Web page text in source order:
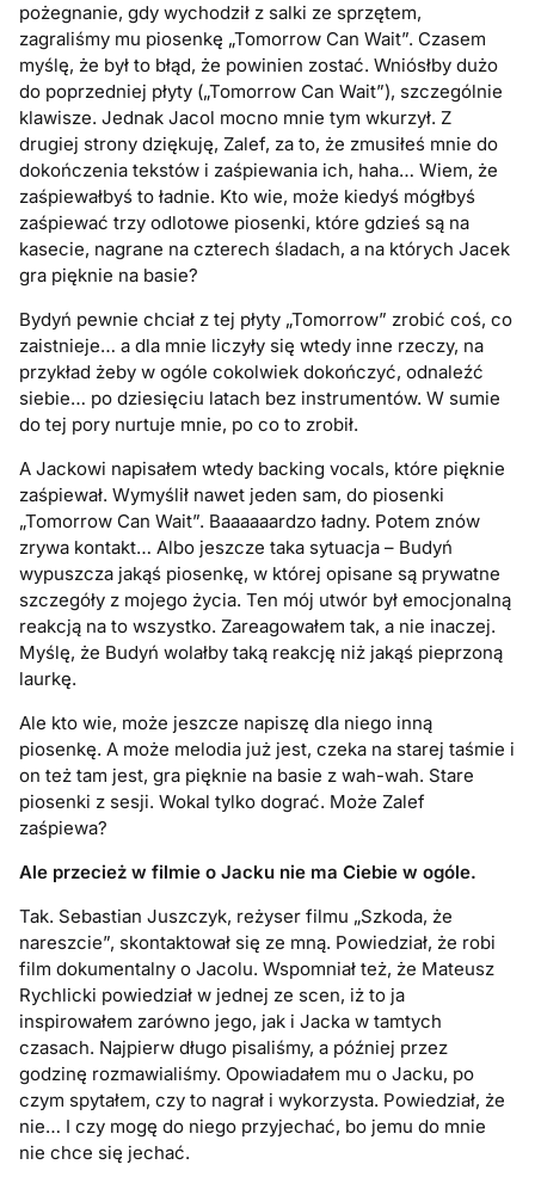
pożegnanie, gdy wychodził z salki ze sprzętem,
zagraliśmy mu piosenkę „Tomorrow Can Wait”. Czasem
myślę, że był to błąd, że powinien zostać. Wniósłby dużo
do poprzedniej płyty („Tomorrow Can Wait”), szczególnie
klawisze. Jednak Jacol mocno mnie tym wkurzył. Z
drugiej strony dziękuję, Zalef, za to, że zmusiłeś mnie do
dokończenia tekstów i zaśpiewania ich, haha… Wiem, że
zaśpiewałbyś to ładnie. Kto wie, może kiedyś mógłbyś
zaśpiewać trzy odlotowe piosenki, które gdzieś są na
kasecie, nagrane na czterech śladach, a na których Jacek
gra pięknie na basie?
Bydyń pewnie chciał z tej płyty „Tomorrow” zrobić coś, co
zaistnieje… a dla mnie liczyły się wtedy inne rzeczy, na
przykład żeby w ogóle cokolwiek dokończyć, odnaleźć
siebie… po dziesięciu latach bez instrumentów. W sumie
do tej pory nurtuje mnie, po co to zrobił.
A Jackowi napisałem wtedy backing vocals, które pięknie
zaśpiewał. Wymyślił nawet jeden sam, do piosenki
„Tomorrow Can Wait”. Baaaaaardzo ładny. Potem znów
zrywa kontakt… Albo jeszcze taka sytuacja – Budyń
wypuszcza jakąś piosenkę, w której opisane są prywatne
szczegóły z mojego życia. Ten mój utwór był emocjonalną
reakcją na to wszystko. Zareagowałem tak, a nie inaczej.
Myślę, że Budyń wolałby taką reakcję niż jakąś pieprzoną
laurkę.
Ale kto wie, może jeszcze napiszę dla niego inną
piosenkę. A może melodia już jest, czeka na starej taśmie i
on też tam jest, gra pięknie na basie z wah-wah. Stare
piosenki z sesji. Wokal tylko dograć. Może Zalef
zaśpiewa?
Ale przecież w filmie o Jacku nie ma Ciebie w ogóle.
Tak. Sebastian Juszczyk, reżyser filmu „Szkoda, że
nareszcie”, skontaktował się ze mną. Powiedział, że robi
film dokumentalny o Jacolu. Wspomniał też, że Mateusz
Rychlicki powiedział w jednej ze scen, iż to ja
inspirowałem zarówno jego, jak i Jacka w tamtych
czasach. Najpierw długo pisaliśmy, a później przez
godzinę rozmawialiśmy. Opowiadałem mu o Jacku, po
czym spytałem, czy to nagrał i wykorzysta. Powiedział, że
nie… I czy mogę do niego przyjechać, bo jemu do mnie
nie chce się jechać.